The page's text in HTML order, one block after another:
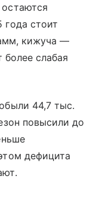
стоит
кижуча —
слабая
44,7 тыс.
повысили до
дефицита